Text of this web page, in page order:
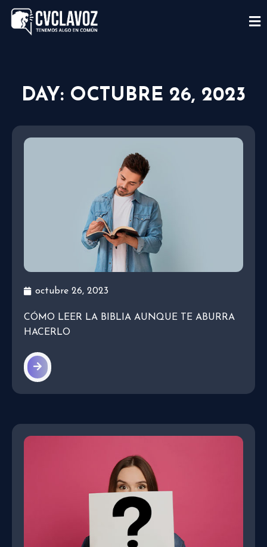
DAY: OCTUBRE 26, 2023
octubre 26, 2023
CÓMO LEER LA BIBLIA AUNQUE TE ABURRA
HACERLO